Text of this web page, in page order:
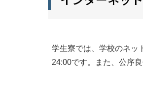
学生寮では、学校のネッ
24:00です。また、公序